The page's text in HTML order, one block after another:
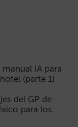
IA para
(parte 1)
del GP de
para los